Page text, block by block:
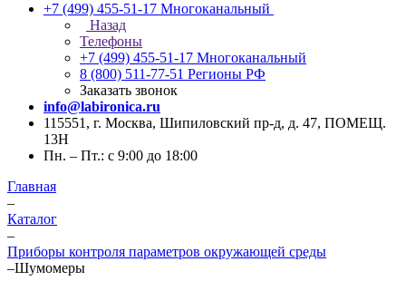
+7 (499) 455-51-17 Многоканальный
Назад
Телефоны
+7 (499) 455-51-17 Многоканальный
8 (800) 511-77-51 Регионы РФ
Заказать звонок
info@labironica.ru
115551, г. Москва, Шипиловский пр-д, д. 47, ПОМЕЩ.
13Н
Пн. – Пт.: с 9:00 до 18:00
Главная
–
Каталог
–
Приборы контроля параметров окружающей среды
–Шумомеры